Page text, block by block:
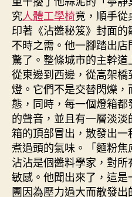
究人體工學椅竟，順手從
印著《沾醬秘笈》封面
不時之需。他一腳踏出
驚了。整條城市的主幹道
從東邊到西邊，從高架
燈。它們不是交替閃爍
態，同時，每一個燈箱都
的聲音，並且有一層淡
箱的頂部冒出，散發出
煮過頭的氣味。「麵粉
沾沾是個醬料學家，對
敏感。他聞出來了，這
團因為壓力過大而散發